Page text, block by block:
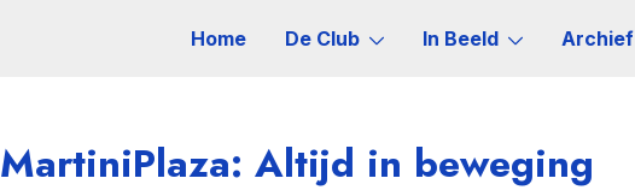
Home De Club In Beeld Archief
MartiniPlaza: Altijd in beweging